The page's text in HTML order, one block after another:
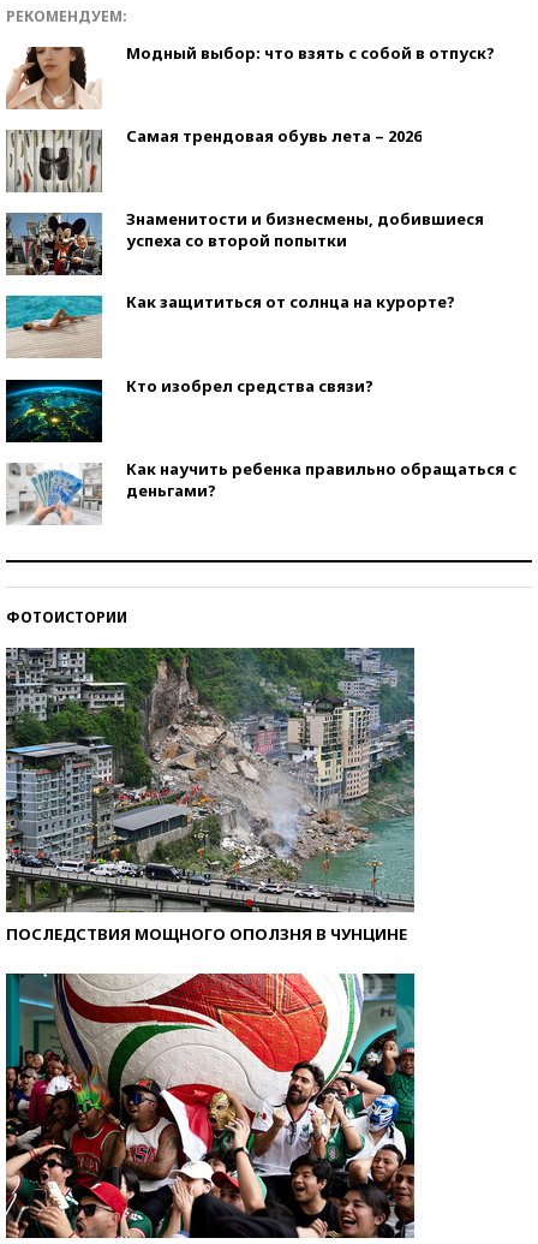
РЕКОМЕНДУЕМ:
Модный выбор: что взять с собой в отпуск?
Самая трендовая обувь лета – 2026
Знаменитости и бизнесмены, добившиеся
успеха со второй попытки
Как защититься от солнца на курорте?
Кто изобрел средства связи?
Как научить ребенка правильно обращаться с
деньгами?
ФОТОИСТОРИИ
ПОСЛЕДСТВИЯ МОЩНОГО ОПОЛЗНЯ В ЧУНЦИНЕ